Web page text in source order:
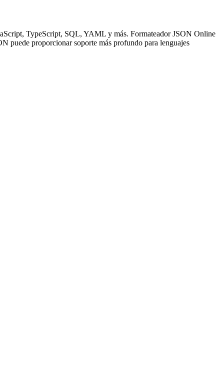
TypeScript, SQL, YAML y más. Formateador JSON Online
puede proporcionar soporte más profundo para lenguajes